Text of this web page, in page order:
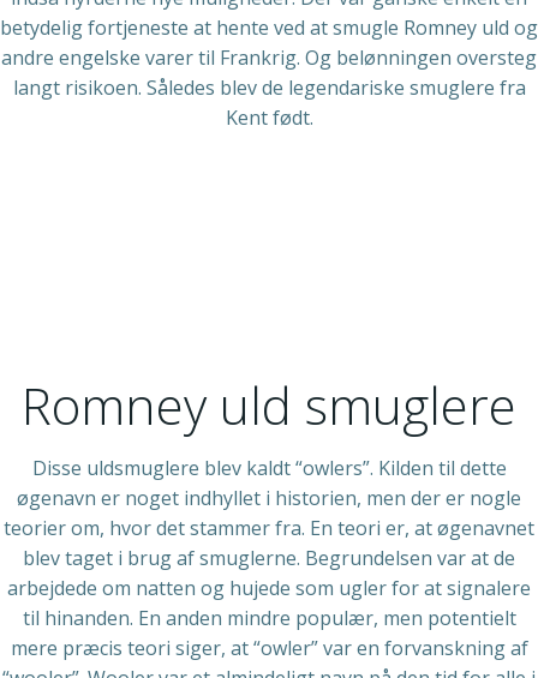
betydelig fortjeneste at hente ved at smugle Romney uld og
andre engelske varer til Frankrig. Og belønningen oversteg
langt risikoen. Således blev de legendariske smuglere fra
Kent født.
Romney uld smuglere
Disse uldsmuglere blev kaldt “owlers”. Kilden til dette
øgenavn er noget indhyllet i historien, men der er nogle
teorier om, hvor det stammer fra. En teori er, at øgenavnet
blev taget i brug af smuglerne. Begrundelsen var at de
arbejdede om natten og hujede som ugler for at signalere
til hinanden. En anden mindre populær, men potentielt
mere præcis teori siger, at “owler” var en forvanskning af